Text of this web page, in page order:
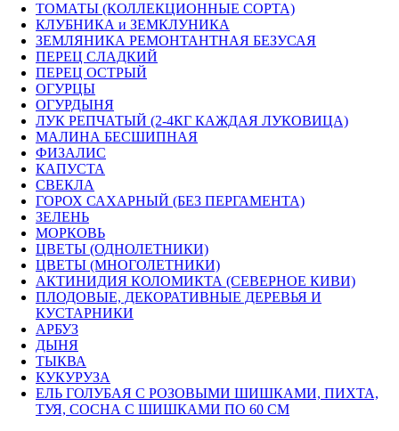
ТОМАТЫ (КОЛЛЕКЦИОННЫЕ СОРТА)
КЛУБНИКА и ЗЕМКЛУНИКА
ЗЕМЛЯНИКА РЕМОНТАНТНАЯ БЕЗУСАЯ
ПЕРЕЦ СЛАДКИЙ
ПЕРЕЦ ОСТРЫЙ
ОГУРЦЫ
ОГУРДЫНЯ
ЛУК РЕПЧАТЫЙ (2-4КГ КАЖДАЯ ЛУКОВИЦА)
МАЛИНА БЕСШИПНАЯ
ФИЗАЛИС
КАПУСТА
СВЕКЛА
ГОРОХ САХАРНЫЙ (БЕЗ ПЕРГАМЕНТА)
ЗЕЛЕНЬ
МОРКОВЬ
ЦВЕТЫ (ОДНОЛЕТНИКИ)
ЦВЕТЫ (МНОГОЛЕТНИКИ)
АКТИНИДИЯ КОЛОМИКТА (СЕВЕРНОЕ КИВИ)
ПЛОДОВЫЕ, ДЕКОРАТИВНЫЕ ДЕРЕВЬЯ И
КУСТАРНИКИ
АРБУЗ
ДЫНЯ
ТЫКВА
КУКУРУЗА
ЕЛЬ ГОЛУБАЯ С РОЗОВЫМИ ШИШКАМИ, ПИХТА,
ТУЯ, СОСНА С ШИШКАМИ ПО 60 СМ